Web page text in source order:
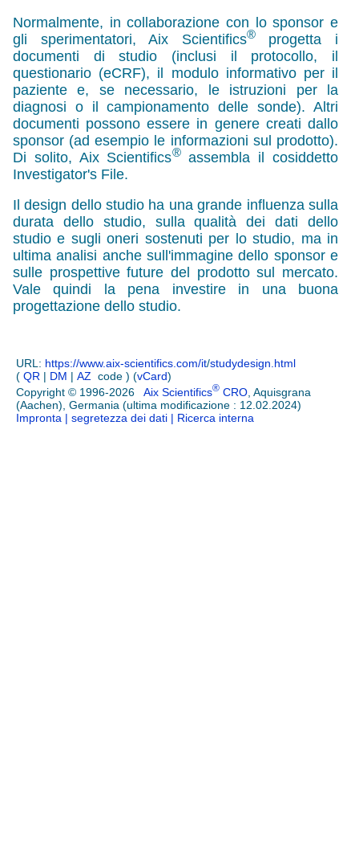
Normalmente, in collaborazione con lo sponsor e
gli sperimentatori, Aix Scientifics®progetta i
documenti di studio (inclusi il protocollo, il
questionario (eCRF), il modulo informativo per il
paziente e, se necessario, le istruzioni per la
diagnosi o il campionamento delle sonde). Altri
documenti possono essere in genere creati dallo
sponsor (ad esempio le informazioni sul prodotto).
Di solito, Aix Scientifics®assembla il cosiddetto
Investigator's File.
Il design dello studio ha una grande influenza sulla
durata dello studio, sulla qualità dei dati dello
studio e sugli oneri sostenuti per lo studio, ma in
ultima analisi anche sull'immagine dello sponsor e
sulle prospettive future del prodotto sul mercato.
Vale quindi la pena investire in una buona
progettazione dello studio.
URL: https://www.aix-scientifics.com/it/studydesign.html
( QR | DM | AZ code ) (vCard)
Copyright © 1996-2026 Aix Scientifics® CRO , Aquisgrana
(Aachen), Germania (ultima modificazione : 12.02.2024)
Impronta | segretezza dei dati | Ricerca interna